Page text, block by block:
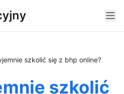
szkolić się z bhp online?
szkolić